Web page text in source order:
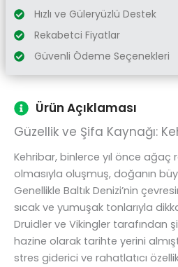
Hızlı ve Güleryüzlü Destek
Rekabetci Fiyatlar
Güvenli Ödeme Seçenekleri
Ürün Açıklaması
Güzellik ve Şifa Kaynağı:
Kehribar, binlerce yıl önce ağaç
olmasıyla oluşmuş, doğanın
Genellikle Baltık Denizi’nin
sıcak ve yumuşak tonlarıyla
Druidler ve Vikingler tarafından
hazine olarak tarihte yerini
stres giderici ve rahatlatıcı